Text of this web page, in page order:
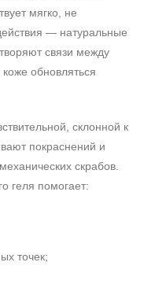
мягко, не
— натуральные
связи между
обновляться
склонной к
покраснений и
скрабов.
геля помогает:
точек;